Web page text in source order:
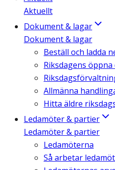
Aktuellt
Dokument & lagar
Dokument & lagar
Beställ och ladda
Riksdagens öppna
Allmänna
Hitta äldre
Ledamöter & partier
Ledamöter & partier
Ledamöterna
Så arbetar